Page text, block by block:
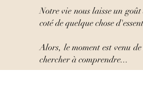
Notre vie nous laisse un
coté de quelque chose
Alors, le moment est venu
chercher à comprendre...